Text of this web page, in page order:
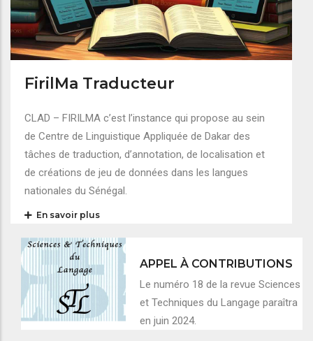
FirilMa Traducteur
CLAD – FIRILMA c’est l’instance qui propose au sein
de Centre de Linguistique Appliquée de Dakar des
tâches de traduction, d’annotation, de localisation et
de créations de jeu de données dans les langues
nationales du Sénégal.
En savoir plus
APPEL À CONTRIBUTIONS
Le numéro 18 de la revue Sciences
et Techniques du Langage paraîtra
en juin 2024.